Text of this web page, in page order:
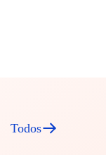
Todos